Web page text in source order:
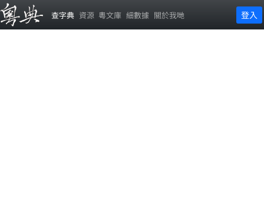
查字典 資源 粵文庫 細數據 關於我哋 登入